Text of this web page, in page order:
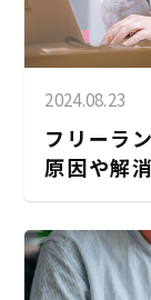
2024.08.23
フリーラ
原因や解